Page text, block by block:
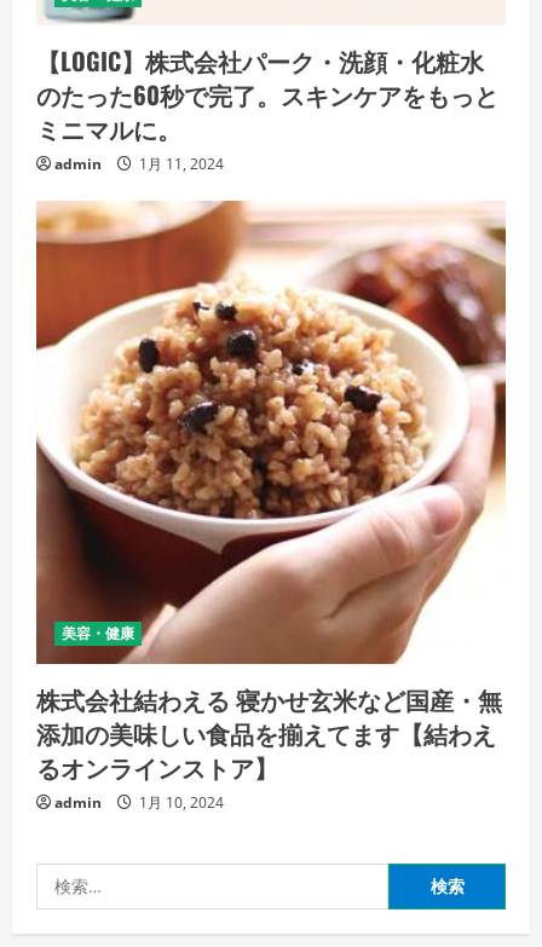
【LOGIC】株式会社パーク・洗顔・化粧水
のたった60秒で完了。スキンケアをもっと
ミニマルに。
admin 1月 11, 2024
美容・健康
株式会社結わえる 寝かせ玄米など国産・無
添加の美味しい食品を揃えてます【結わえ
るオンラインストア】
admin 1月 10, 2024
索: